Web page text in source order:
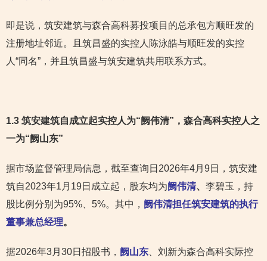
即是说，筑安建筑与森合高科募投项目的总承包方顺旺发的
注册地址邻近。且筑昌盛的实控人陈泳皓与顺旺发的实控
人“同名”，并且筑昌盛与筑安建筑共用联系方式。
1.3 筑安建筑自成立起实控人为“阙伟清”，森合高科实控人之
一为“阙山东”
据市场监督管理局信息，截至查询日2026年4月9日，筑安建
筑自2023年1月19日成立起，股东均为阙伟清、 李碧玉，持
股比例分别为95%、5%。其中， 阙伟清担任筑安建筑的执行
董事兼总经理。
据2026年3月30日招股书， 阙山东 、刘新为森合高科实际控